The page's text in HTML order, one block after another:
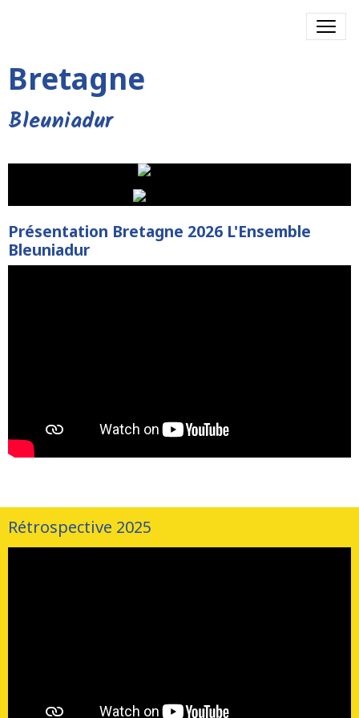
Bretagne
Bleuniadur
Présentation Bretagne 2026 L'Ensemble
Bleuniadur
Rétrospective 2025